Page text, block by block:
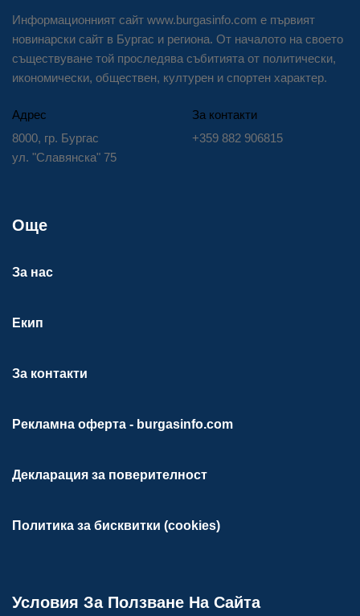
Информационният сайт www.burgasinfo.com е първият
новинарски сайт в Бургас и региона. От началото на своето
съществуване той проследява събитията от политически,
икономически, обществен, културен и спортен характер.
Адрес
8000, гр. Бургас
ул. "Славянска" 75
За контакти
+359 882 906815
Още
За нас
Екип
За контакти
Рекламна оферта - burgasinfo.com
Декларация за поверителност
Политика за бисквитки (cookies)
Условия За Ползване На Сайта